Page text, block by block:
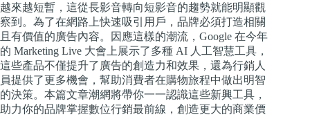
越來越短暫，這從長影音轉向短影音的趨勢就能明顯觀
察到。為了在網路上快速吸引用戶，品牌必須打造相關
且有價值的廣告內容。因應這樣的潮流，Google 在今年
的 Marketing Live 大會上展示了多種 AI 人工智慧工具，
這些產品不僅提升了廣告的創造力和效果，還為行銷人
員提供了更多機會，幫助消費者在購物旅程中做出明智
的決策。本篇文章潮網將帶你一一認識這些新興工具，
助力你的品牌掌握數位行銷最前線，創造更大的商業價